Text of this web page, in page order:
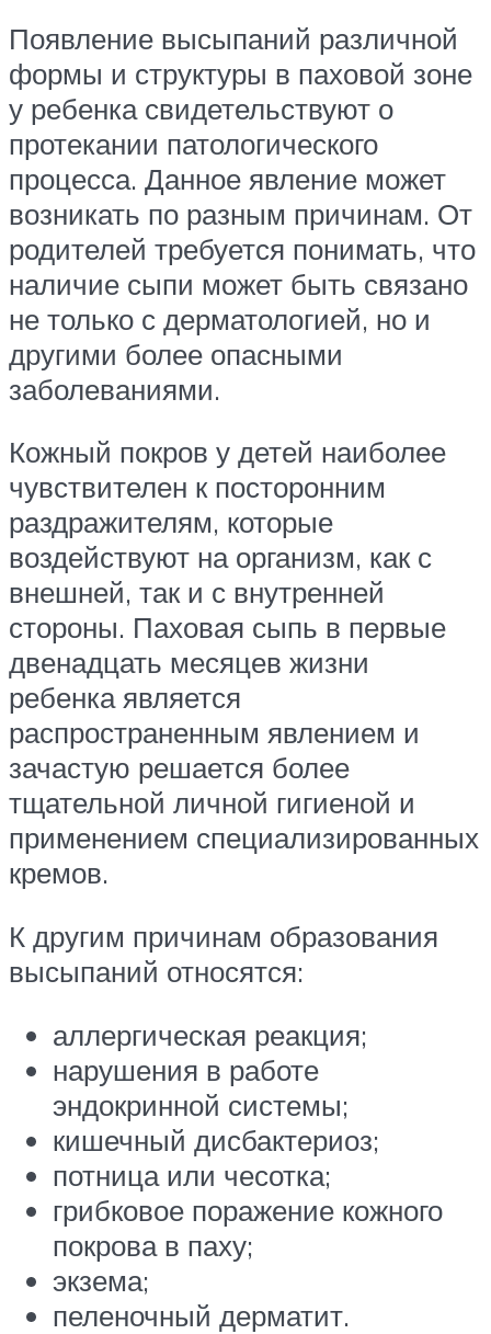
Появление высыпаний различной
формы и структуры в паховой зоне
у ребенка свидетельствуют о
протекании патологического
процесса. Данное явление может
возникать по разным причинам. От
родителей требуется понимать, что
наличие сыпи может быть связано
не только с дерматологией, но и
другими более опасными
заболеваниями.
Кожный покров у детей наиболее
чувствителен к посторонним
раздражителям, которые
воздействуют на организм, как с
внешней, так и с внутренней
стороны. Паховая сыпь в первые
двенадцать месяцев жизни
ребенка является
распространенным явлением и
зачастую решается более
тщательной личной гигиеной и
применением специализированных
кремов.
К другим причинам образования
высыпаний относятся:
аллергическая реакция;
нарушения в работе
эндокринной системы;
кишечный дисбактериоз;
потница или чесотка;
грибковое поражение кожного
покрова в паху;
экзема;
пеленочный дерматит.